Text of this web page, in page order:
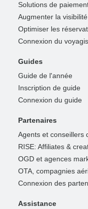
Solutions de
Augmenter la visibilité
Optimiser les
Connexion du
Guides
Guide de l'année
Inscription de guide
Connexion du guide
Partenaires
Agents et conseillers
RISE: Affiliates &
OGD et agences
OTA, compagnies
Connexion des
Assistance